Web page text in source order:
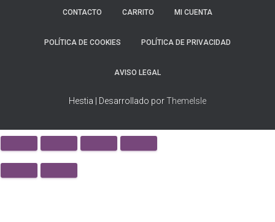
CONTACTO CARRITO MI CUENTA
POLÍTICA DE COOKIES POLÍTICA DE PRIVACIDAD
AVISO LEGAL
Hestia | Desarrollado porThemeIsle